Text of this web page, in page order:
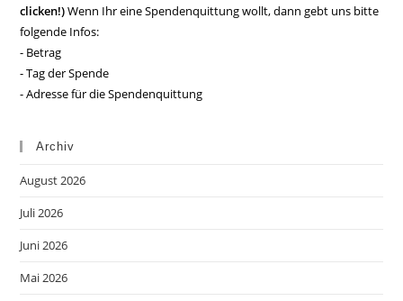
clicken!)Wenn Ihr eine Spendenquittung wollt, dann gebt uns bitte
folgende Infos:
- Betrag
- Tag der Spende
- Adresse für die Spendenquittung
Archiv
August 2026
Juli 2026
Juni 2026
Mai 2026